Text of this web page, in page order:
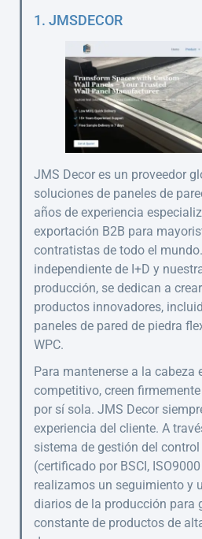
1. JMSDECOR
JMS Decor es un proveedor
soluciones de paneles de
años de experiencia
exportación B2B para
contratistas de todo el
independiente de I+D y
producción, se dedican a
productos innovadores,
paneles de pared de piedra
WPC.
Para mantenerse a la cabeza
competitivo, creen
por sí sola. JMS Decor
experiencia del cliente. A
sistema de gestión del
(certificado por BSCI,
realizamos un seguimiento y
diarios de la producción para
constante de productos de